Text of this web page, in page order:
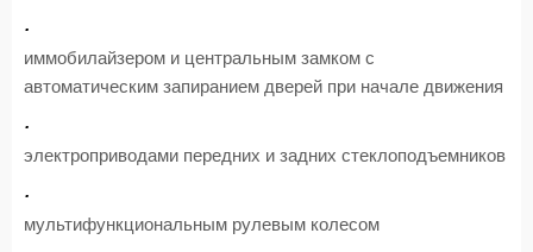
·
иммобилайзером и центральным замком с
автоматическим запиранием дверей при начале движения
·
электроприводами передних и задних стеклоподъемников
·
мультифункциональным рулевым колесом